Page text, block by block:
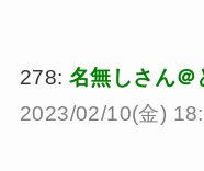
278: 名無しさん＠
2023/02/10(金)